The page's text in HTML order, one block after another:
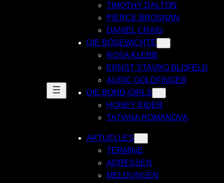
TIMOTHY DALTON
PIERCE BROSNAN
DANIEL CRAIG
DIE BÖSEWICHTE
ROSA KLEBB
ERNST STAVRO BLOFELD
AURIC GOLDFINGER
DIE BOND-GIRLS
HONEY RIDER
TATIANA ROMANOVA
AKTUELLES
TERMINE
ADRESSEN
MELDUNGEN